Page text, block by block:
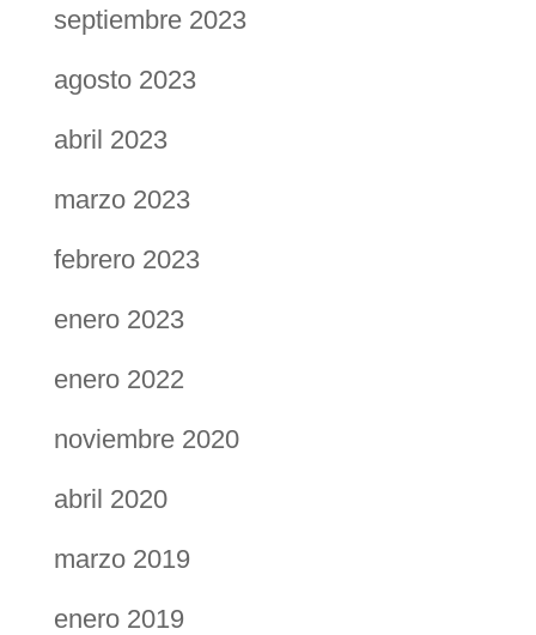
septiembre 2023
agosto 2023
abril 2023
marzo 2023
febrero 2023
enero 2023
enero 2022
noviembre 2020
abril 2020
marzo 2019
enero 2019